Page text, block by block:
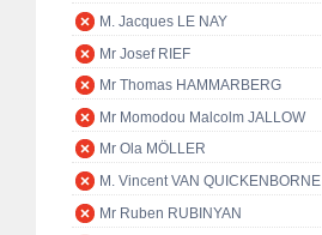
M. Jacques LE NAY
Mr Josef RIEF
Mr Thomas HAMMARBERG
Mr Momodou Malcolm JALLOW
Mr Ola MÖLLER
M. Vincent VAN QUICKENBORNE
Mr Ruben RUBINYAN